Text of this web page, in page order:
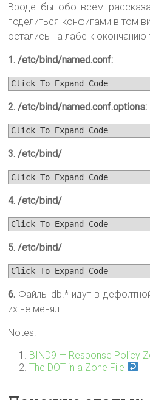
Вроде бы обо всем
поделиться конфигами в том
остались на лабе к окончанию
1. /etc/bind/named.conf:
Click To Expand Code
2. /etc/bind/named.conf.options:
Click To Expand Code
3. /etc/bind/
Click To Expand Code
4. /etc/bind/
Click To Expand Code
5. /etc/bind/
Click To Expand Code
6. Файлы db.* идут в
их не менял.
Notes:
BIND9 — Response Policy
The DOT in a Zone File